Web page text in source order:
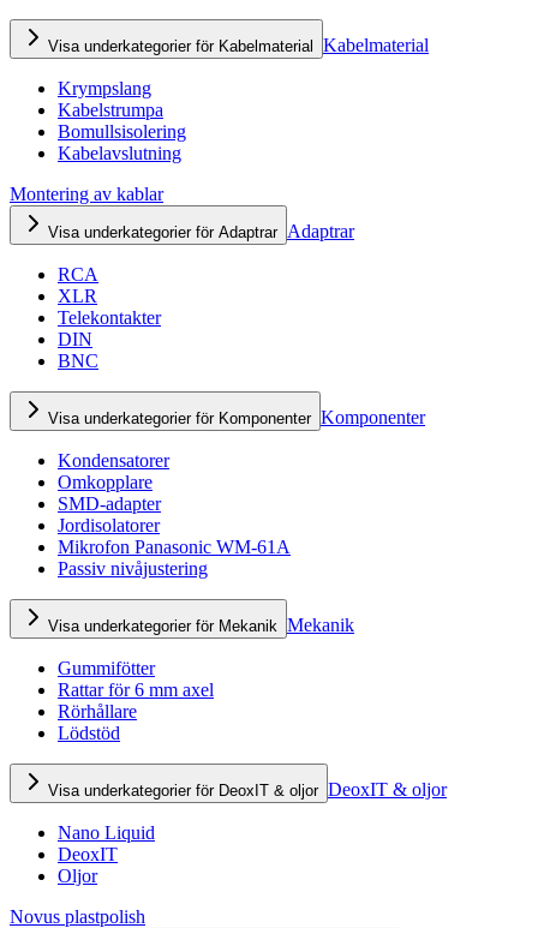
Visa underkategorier för Kabelmaterial Kabelmaterial
Krympslang
Kabelstrumpa
Bomullsisolering
Kabelavslutning
Montering av kablar
Visa underkategorier för Adaptrar Adaptrar
RCA
XLR
Telekontakter
DIN
BNC
Visa underkategorier för Komponenter Komponenter
Kondensatorer
Omkopplare
SMD-adapter
Jordisolatorer
Mikrofon Panasonic WM-61A
Passiv nivåjustering
Visa underkategorier för Mekanik Mekanik
Gummifötter
Rattar för 6 mm axel
Rörhållare
Lödstöd
Visa underkategorier för DeoxIT & oljor DeoxIT & oljor
Nano Liquid
DeoxIT
Oljor
Novus plastpolish